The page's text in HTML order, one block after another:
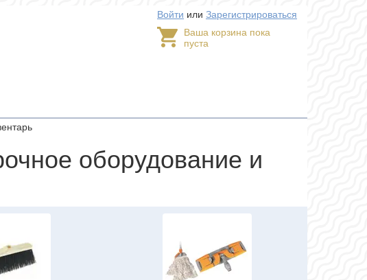
Войти или Зарегистрироваться
Ваша корзина пока
пуста
оборудование и